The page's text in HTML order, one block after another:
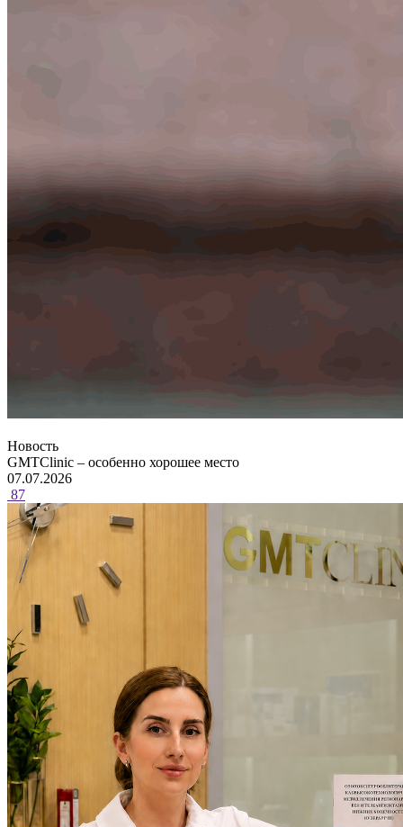
Новость
GMTClinic – особенно хорошее место
07.07.2026
87